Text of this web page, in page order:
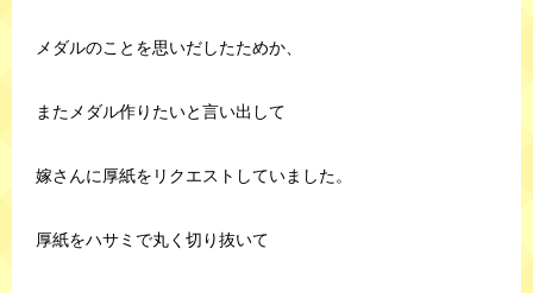
メダルのことを思いだしたためか、
またメダル作りたいと言い出して
嫁さんに厚紙をリクエストしていました。
厚紙をハサミで丸く切り抜いて